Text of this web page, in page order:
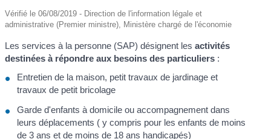
Vérifié le 06/08/2019 - Direction de l'information légale et
administrative (Premier ministre), Ministère chargé de l'économie
Les services à la personne (SAP) désignent lesactivités
destinées à répondre aux besoins des particuliers :
Entretien de la maison, petit travaux de jardinage et
travaux de petit bricolage
Garde d'enfants à domicile ou accompagnement dans
leurs déplacements ( y compris pour les enfants de moins
de 3 ans et de moins de 18 ans handicapés)